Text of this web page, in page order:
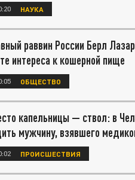
НАУКА
раввин России Берл
интереса к кошерной пище
ОБЩЕСТВО
капельницы — ствол: в
мужчину, взявшего
ПРОИСШЕСТВИЯ